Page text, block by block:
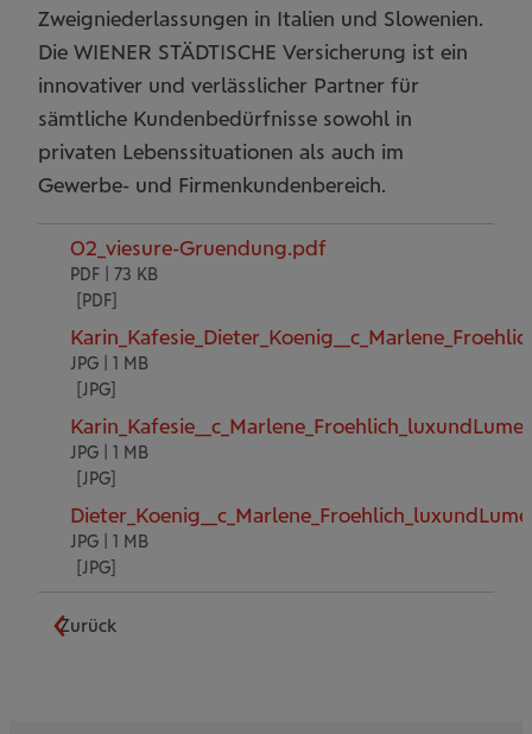
Zweigniederlassungen in Italien und Slowenien.
Die WIENER STÄDTISCHE Versicherung ist ein
innovativer und verlässlicher Partner für
sämtliche Kundenbedürfnisse sowohl in
privaten Lebenssituationen als auch im
Gewerbe- und Firmenkundenbereich.
02_viesure-Gruendung.pdf
PDF | 73 KB
JPG | 1 MB
JPG | 1 MB
JPG | 1 MB
Zurück